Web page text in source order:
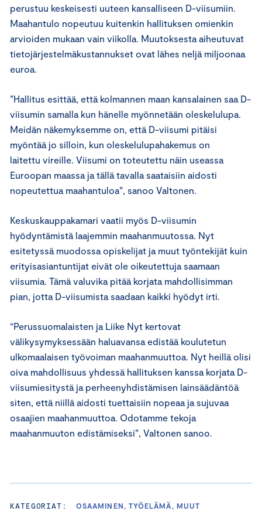
perustuu keskeisesti uuteen kansalliseen D-viisumiin.
Maahantulo nopeutuu kuitenkin hallituksen omienkin
arvioiden mukaan vain viikolla. Muutoksesta aiheutuvat
tietojärjestelmäkustannukset ovat lähes neljä miljoonaa
euroa.
”Hallitus esittää, että kolmannen maan kansalainen saa D-
viisumin samalla kun hänelle myönnetään oleskelulupa.
Meidän näkemyksemme on, että D-viisumi pitäisi
myöntää jo silloin, kun oleskelulupahakemus on
laitettu vireille. Viisumi on toteutettu näin useassa
Euroopan maassa ja tällä tavalla saataisiin aidosti
nopeutettua maahantuloa”, sanoo Valtonen.
Keskuskauppakamari vaatii myös D-viisumin
hyödyntämistä laajemmin maahanmuutossa. Nyt
esitetyssä muodossa opiskelijat ja muut työntekijät kuin
erityisasiantuntijat eivät ole oikeutettuja saamaan
viisumia. Tämä valuvika pitää korjata mahdollisimman
pian, jotta D-viisumista saadaan kaikki hyödyt irti.
“Perussuomalaisten ja Liike Nyt kertovat
välikysymyksessään haluavansa edistää koulutetun
ulkomaalaisen työvoiman maahanmuuttoa. Nyt heillä olisi
oiva mahdollisuus yhdessä hallituksen kanssa korjata D-
viisumiesitystä ja perheenyhdistämisen lainsäädäntöä
siten, että niillä aidosti tuettaisiin nopeaa ja sujuvaa
osaajien maahanmuuttoa. Odotamme tekoja
maahanmuuton edistämiseksi”, Valtonen sanoo.
KATEGORIAT: OSAAMINEN, TYÖELÄMÄ, MUUT